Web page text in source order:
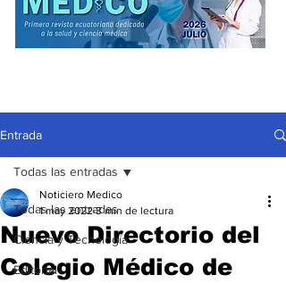
Entrada
Todas las entradas
Ciencia y Tecnología
Editorial
Todas las entradas
Nuevo Directorio del
Colegio Médico de
Noticiero Medico
1 may 2022 3 min de lectura